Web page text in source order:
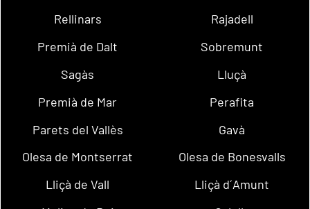
Rellinars
Rajadell
Premià de Dalt
Sobremunt
Sagàs
Lluçà
Premià de Mar
Perafita
Parets del Vallès
Gavà
Olesa de Montserrat
Olesa de Bonesvalls
Lliçà de Vall
Lliçà d´Amunt